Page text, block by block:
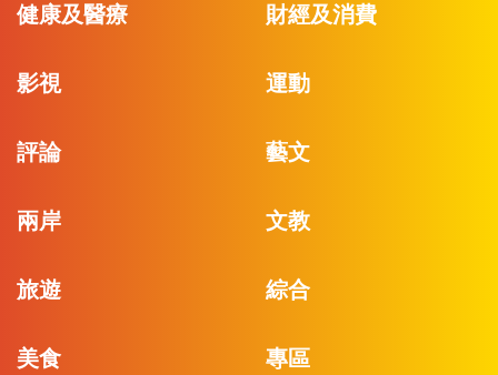
健康及醫療 財經及消費
影視 運動
評論 藝文
兩岸 文教
旅遊 綜合
美食 專區